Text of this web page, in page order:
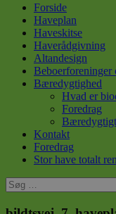
Forside
Haveplan
Haveskitse
Haverådgivning
Altandesign
Beboerforeninger
Bæredygtighed
Hvad er
Foredrag
Kontakt
Foredrag
Stor have totalt
Søg
efter: